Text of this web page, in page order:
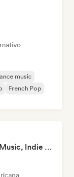
music
French Pop
Pop Machine Mode 🤖 AI Music, Indie Pop & Dream Pop